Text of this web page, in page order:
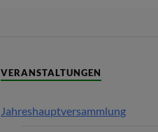
VERANSTALTUNGEN
Jahreshauptversammlung